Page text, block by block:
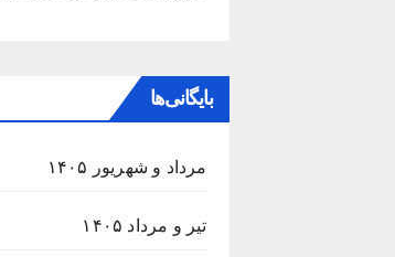
بایگانی‌ها
مرداد و شهریور ۱۴۰۵
تیر و مرداد ۱۴۰۵